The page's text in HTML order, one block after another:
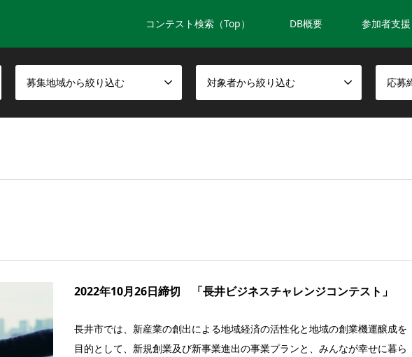
コンテスト検索（Top） DB概要 参加者支援
募集地域から絞り込む 対象者から絞り込む 応募
2022年10月26日締切 「長井ビジネスチャレンジコンテスト」
長井市では、新産業の創出による地域経済の活性化と地域の創業機運醸成を
目的として、新規創業及び新事業進出の事業プランと、みんなが幸せに暮ら